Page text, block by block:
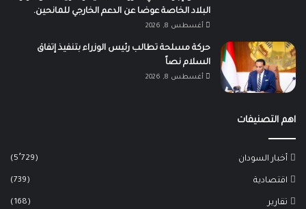
البلاد الخاصة عوضا عن الدعم الخارجي للمانحين.
أغسطس 8, 2026
حركة مسلحة تطالب رئيس الوزراء بتنفيذ إتفاق
السلام نصاً
أغسطس 8, 2026
اهم التصنيفات
أخبار السودان (5٬729)
اقتصادية (739)
تقارير (168)